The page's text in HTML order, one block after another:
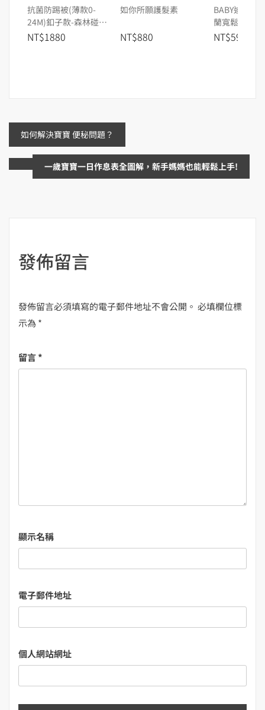
抗菌防踢被(薄款0-
24M)釦子款-森林碰碰
車
NT$1880
如你所願護髮素
NT$880
BABY迪士尼
蘭寬鬆包屁
蒂
NT$590
文
章
如何解決寶寶 便秘問題？
一歲寶寶一日作息表全圖解，新手媽媽也能輕鬆上手!
發佈留言
發佈留言必須填寫的電子郵件地址不會公開。 必填欄位標
示為 *
留言*
顯示名稱
電子郵件地址
個人網站網址